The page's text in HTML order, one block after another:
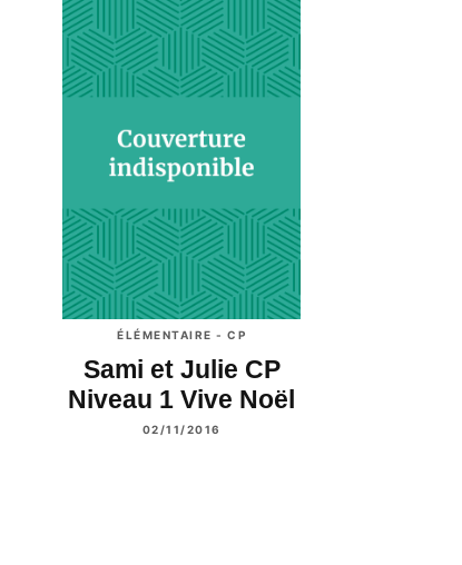
ÉLÉMENTAIRE - CP
Sami et Julie CP
Niveau 1 Vive Noël
02/11/2016